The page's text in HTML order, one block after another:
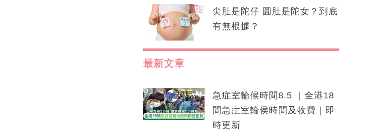
尖肚是陀仔 圓肚是陀女？到底
有無根據？
最新文章
急症室輪候時間8.5 ｜全港18
間急症室輪侯時間及收費｜即
時更新